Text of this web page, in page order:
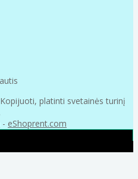
platinti svetainės turinį
- eShoprent.com